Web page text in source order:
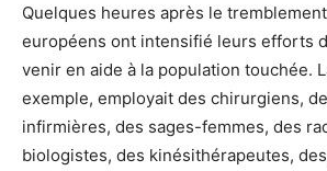
Quelques heures après le
européens ont intensifié leurs efforts
venir en aide à la population touchée.
exemple, employait des chirurgiens,
infirmières, des sages-femmes, des
biologistes, des kinésithérapeutes,